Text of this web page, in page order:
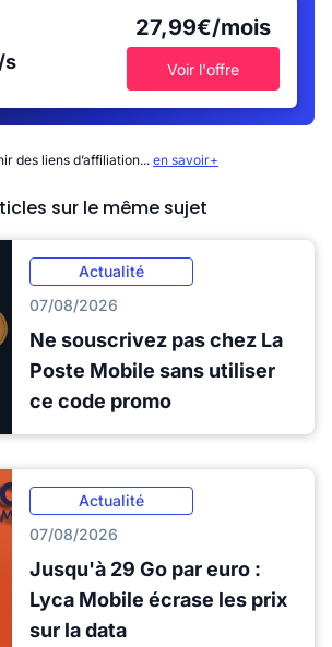
s
27,99€/mois
Voir l'offre
des liens d’affiliation... en savoir+
sur le même sujet
Actualité
07/08/2026
Ne souscrivez pas chez La
Poste Mobile sans utiliser
ce code promo
Actualité
07/08/2026
Jusqu'à 29 Go par euro :
Lyca Mobile écrase les prix
sur la data